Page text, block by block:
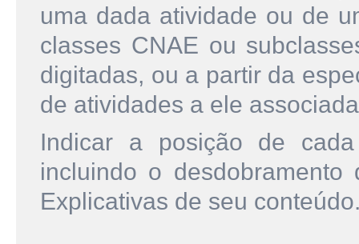
uma dada atividade ou de
classes CNAE ou
digitadas, ou a partir da
de atividades a ele
Indicar a posição de
incluindo o
Explicativas de seu